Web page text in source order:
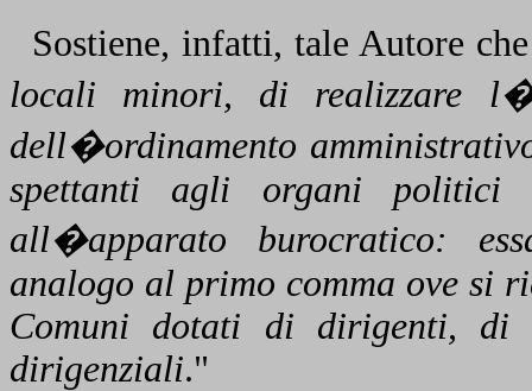
Sostiene, infatti, tale Autore
locali minori, di realizzare
dell�ordinamento
spettanti agli organi politici
all�apparato burocratico:
analogo al primo comma ove si
Comuni dotati di dirigenti, di
dirigenziali."